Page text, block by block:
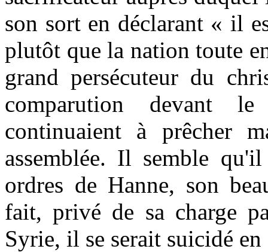
son sort en déclarant « il
plutôt que la nation toute
grand persécuteur du
comparution devant
continuaient à prêcher
assemblée. Il semble
ordres de Hanne, son
fait, privé de sa charge
Syrie, il se serait suicidé en